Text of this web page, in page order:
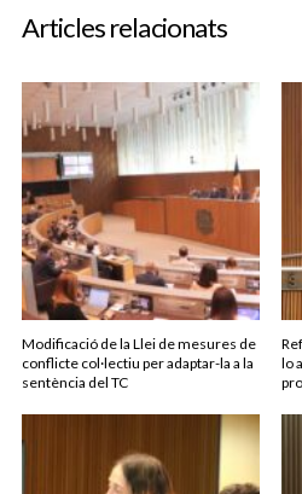
Articles relacionats
Modificació de la Llei de mesures de
conflicte col·lectiu per adaptar-la a la
sentència del TC
lo